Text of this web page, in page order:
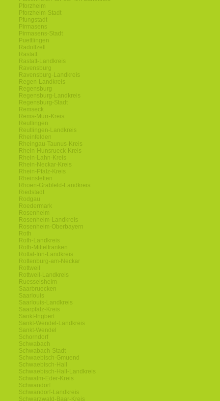
Pforzheim
Pforzheim-Stadt
Pfungstadt
Pirmasens
Pirmasens-Stadt
Puettlingen
Radolfzell
Rastatt
Rastatt-Landkreis
Ravensburg
Ravensburg-Landkreis
Regen-Landkreis
Regensburg
Regensburg-Landkreis
Regensburg-Stadt
Remseck
Rems-Murr-Kreis
Reutlingen
Reutlingen-Landkreis
Rheinfelden
Rheingau-Taunus-Kreis
Rhein-Hunsrueck-Kreis
Rhein-Lahn-Kreis
Rhein-Neckar-Kreis
Rhein-Pfalz-Kreis
Rheinstetten
Rhoen-Grabfeld-Landkreis
Riedstadt
Rodgau
Roedermark
Rosenheim
Rosenheim-Landkreis
Rosenheim-Oberbayern
Roth
Roth-Landkreis
Roth-Mittelfranken
Rottal-Inn-Landkreis
Rottenburg-am-Neckar
Rottweil
Rottweil-Landkreis
Ruesselsheim
Saarbruecken
Saarlouis
Saarlouis-Landkreis
Saarpfalz-Kreis
Sankt-Ingbert
Sankt-Wendel-Landkreis
Sankt-Wendel
Schorndorf
Schwabach
Schwabach-Stadt
Schwaebisch-Gmuend
Schwaebisch-Hall
Schwaebisch-Hall-Landkreis
Schwalm-Eder-Kreis
Schwandorf
Schwandorf-Landkreis
Schwarzwald-Baar-Kreis